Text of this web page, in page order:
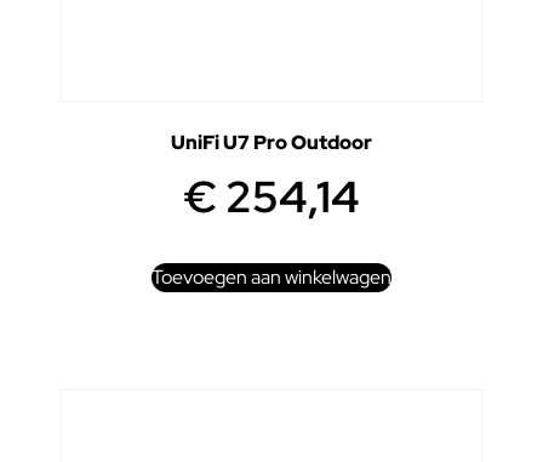
UniFi U7 Pro Outdoor
€254,14
Toevoegen aan winkelwagen